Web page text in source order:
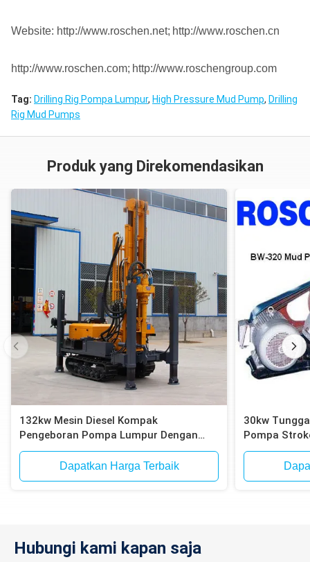
Website: http://www.roschen.net; http://www.roschen.cn
http://www.roschen.com; http://www.roschengroup.com
Tag: Drilling Rig Pompa Lumpur, High Pressure Mud Pump, Drilling
Rig Mud Pumps
Produk yang Direkomendasikan
132kw Mesin Diesel Kompak
Pengeboran Pompa Lumpur Dengan
Motor Listrik
Dapatkan Harga Terbaik
30kw
Pompa
lumpur
Hubungi kami kapan saja